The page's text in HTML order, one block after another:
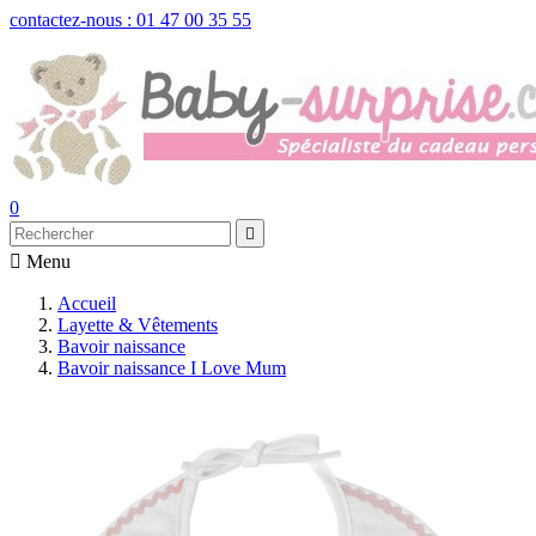
contactez-nous : 01 47 00 35 55
0

 Menu
Accueil
Layette & Vêtements
Bavoir naissance
Bavoir naissance I Love Mum